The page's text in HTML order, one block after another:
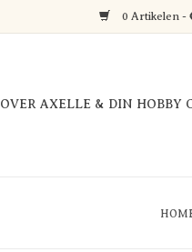
0 Artikelen -
OVER AXELLE & DIN HOBBY